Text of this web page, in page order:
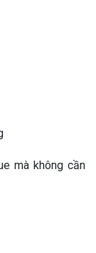
mà không cần